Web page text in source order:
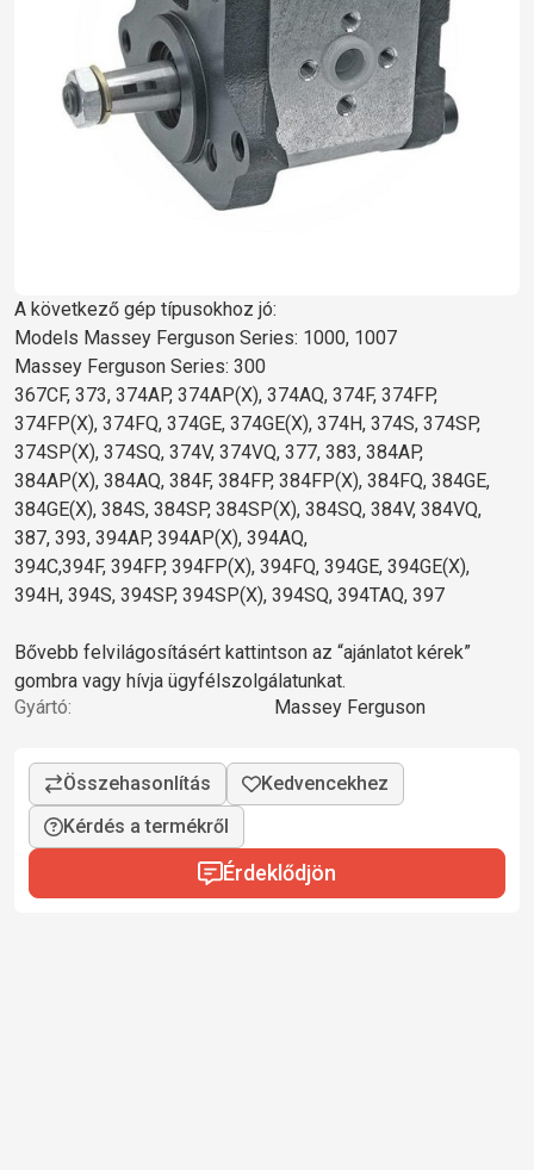
A következő gép típusokhoz jó:
Models Massey Ferguson Series: 1000, 1007
Massey Ferguson Series: 300
367CF, 373, 374AP, 374AP(X), 374AQ, 374F, 374FP,
374FP(X), 374FQ, 374GE, 374GE(X), 374H, 374S, 374SP,
374SP(X), 374SQ, 374V, 374VQ, 377, 383, 384AP,
384AP(X), 384AQ, 384F, 384FP, 384FP(X), 384FQ, 384GE,
384GE(X), 384S, 384SP, 384SP(X), 384SQ, 384V, 384VQ,
387, 393, 394AP, 394AP(X), 394AQ,
394C,394F, 394FP, 394FP(X), 394FQ, 394GE, 394GE(X),
394H, 394S, 394SP, 394SP(X), 394SQ, 394TAQ, 397
Bővebb felvilágosításért kattintson az “ajánlatot kérek”
gombra vagy hívja ügyfélszolgálatunkat.
Gyártó:
Massey Ferguson
Kérdés a termékről
Érdeklődjön